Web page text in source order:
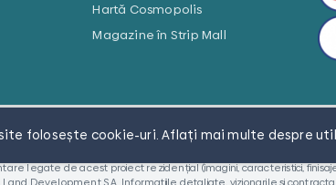
folosește cookie-uri. Aflaţi mai multe despre
Hartă Cosmopolis
Magazine în Strip Mall
intelectuala (inclusiv, dar fara a se limita la acestea,
legate de acest proiect rezidențial (imagini, caracteristici,